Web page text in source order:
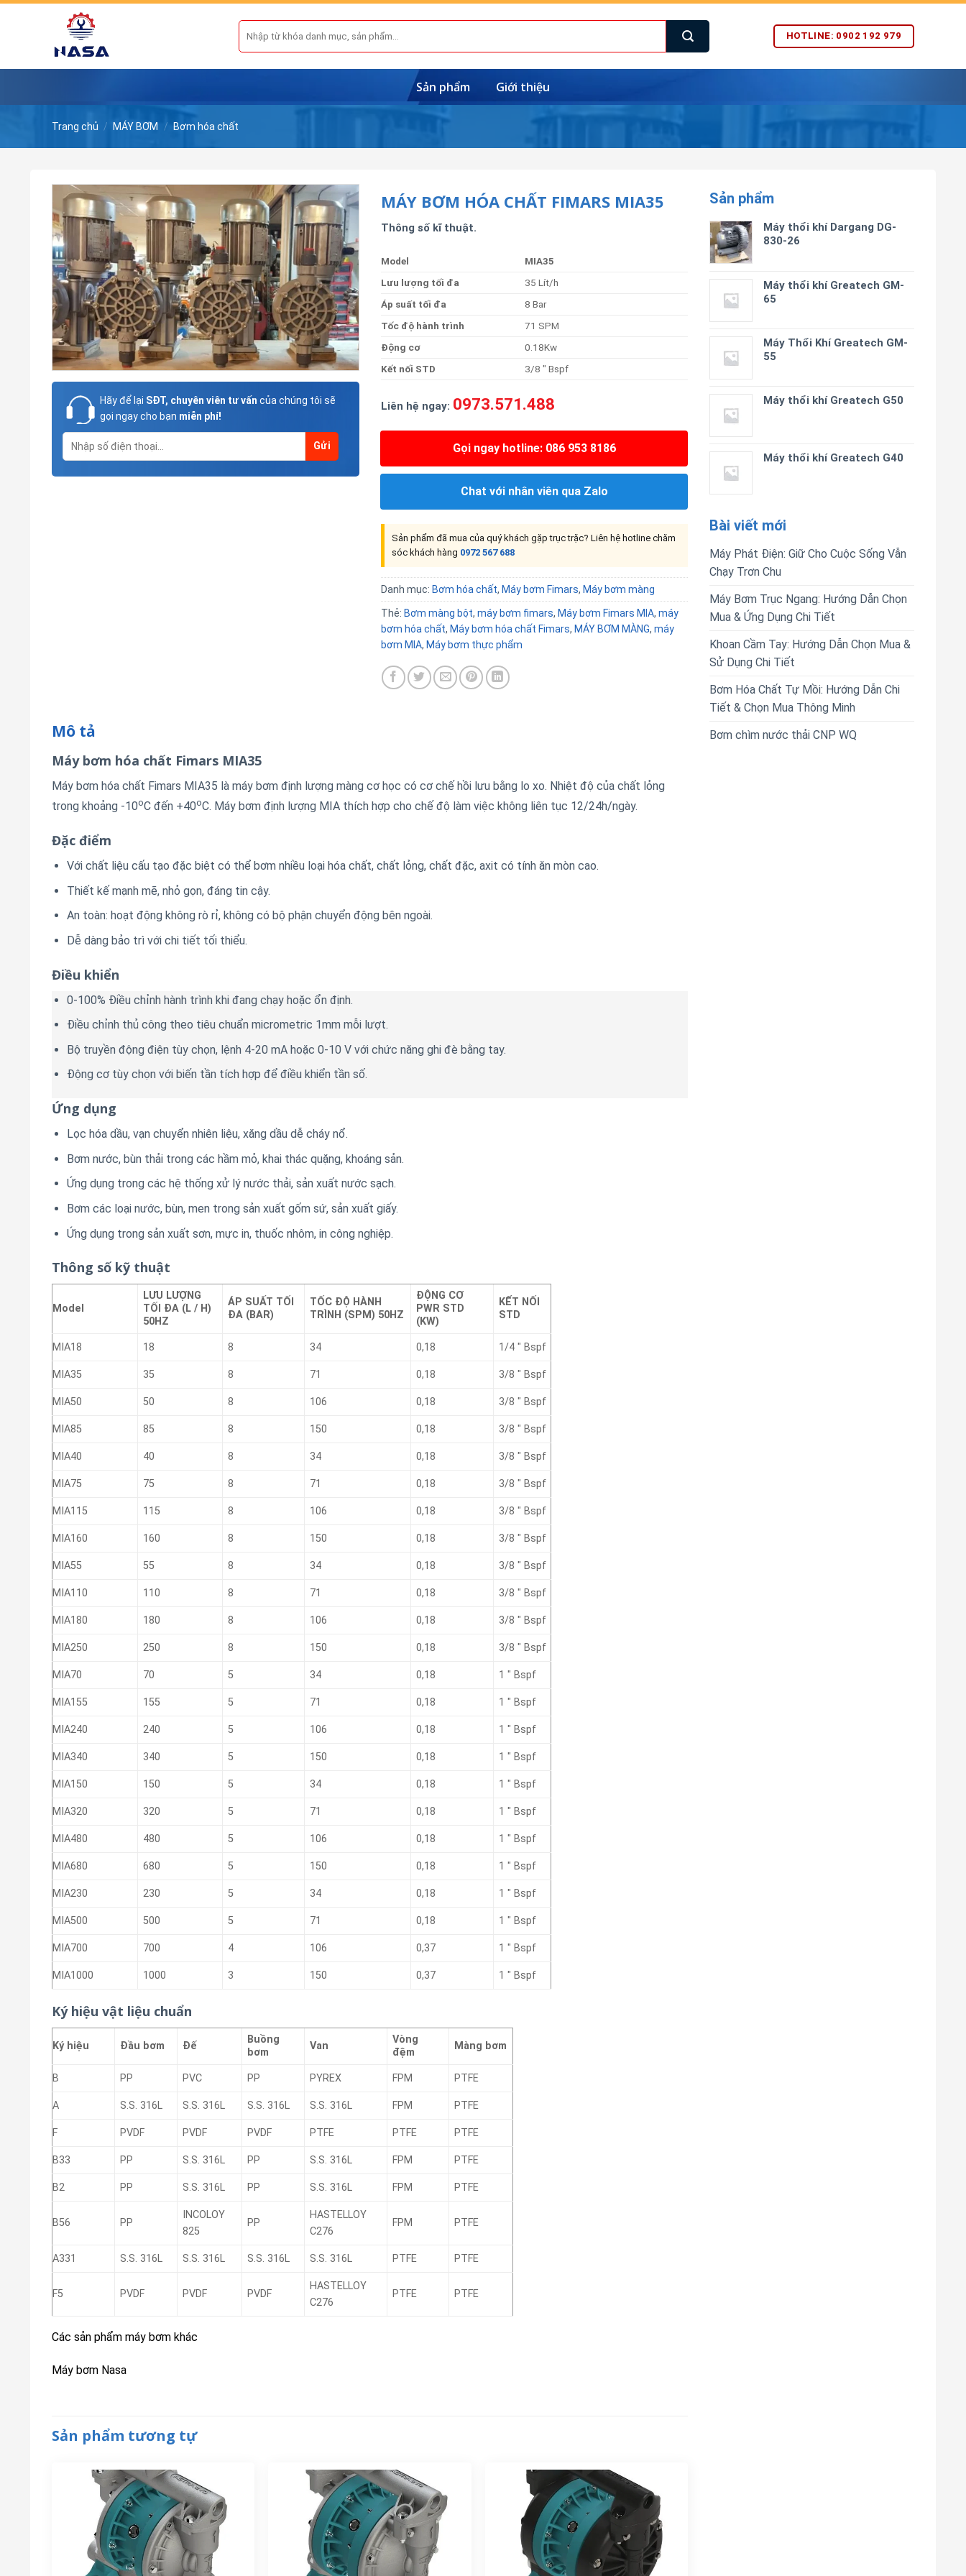
Skip
Tìm
kiếm:
HOTLINE: 0902 192 979
Sản phẩm Giới thiệu
Trang chủ / MÁY BƠM / Bơm hóa chất
Sản phẩm
Máy thổi khí Dargang DG-
830-26
Máy thổi khí Greatech GM-
65
Máy Thổi Khí Greatech GM-
55
Máy thổi khí Greatech G50
Máy thổi khí Greatech G40
Bài viết mới
Máy Phát Điện: Giữ Cho Cuộc Sống Vẫn
Chạy Trơn Chu
Máy Bơm Trục Ngang: Hướng Dẫn Chọn
Mua & Ứng Dụng Chi Tiết
Khoan Cầm Tay: Hướng Dẫn Chọn Mua &
Sử Dụng Chi Tiết
Bơm Hóa Chất Tự Mồi: Hướng Dẫn Chi
Tiết & Chọn Mua Thông Minh
Bơm chìm nước thải CNP WQ
Hãy để lại SĐT, chuyên viên tư vấn của chúng tôi sẽ
gọi ngay cho bạn miễn phí!
MÁY BƠM HÓA CHẤT FIMARS MIA35
Thông số kĩ thuật.
Model
MIA35
Lưu lượng tối đa
35 Lít/h
Áp suất tối đa
8 Bar
Tốc độ hành trình
71 SPM
Động cơ
0.18Kw
Kết nối STD 3/8 ″ Bspf
Liên hệ ngay: 0973.571.488
Gọi ngay hotline: 086 953 8186
Chat với nhân viên qua Zalo
Sản phẩm đã mua của quý khách gặp trục trặc? Liên hệ hotline chăm
sóc khách hàng 0972 567 688
Danh mục: Bơm hóa chất, Máy bơm Fimars, Máy bơm màng
Thẻ: Bơm màng bột, máy bơm fimars, Máy bơm Fimars MIA, máy
bơm hóa chất, Máy bơm hóa chất Fimars, MÁY BƠM MÀNG, máy
bơm MIA, Máy bơm thực phẩm
Mô tả
Máy bơm hóa chất Fimars MIA35
Máy bơm hóa chất Fimars MIA35 là máy bơm định lượng màng cơ học có cơ chế hồi lưu bằng lo xo. Nhiệt độ của chất lỏng
trong khoảng -10oC đến +40oC. Máy bơm định lượng MIA thích hợp cho chế độ làm việc không liên tục 12/24h/ngày.
Đặc điểm
Với chất liệu cấu tạo đặc biệt có thể bơm nhiều loại hóa chất, chất lỏng, chất đặc, axit có tính ăn mòn cao.
Thiết kế mạnh mẽ, nhỏ gọn, đáng tin cậy.
An toàn: hoạt động không rò rỉ, không có bộ phận chuyển động bên ngoài.
Dễ dàng bảo trì với chi tiết tối thiểu.
Điều khiển
0-100% Điều chỉnh hành trình khi đang chạy hoặc ổn định.
Điều chỉnh thủ công theo tiêu chuẩn micrometric 1mm mỗi lượt.
Bộ truyền động điện tùy chọn, lệnh 4-20 mA hoặc 0-10 V với chức năng ghi đè bằng tay.
Động cơ tùy chọn với biến tần tích hợp để điều khiển tần số.
Ứng dụng
Lọc hóa dầu, vạn chuyển nhiên liệu, xăng dầu dễ cháy nổ.
Bơm nước, bùn thải trong các hầm mỏ, khai thác quặng, khoáng sản.
Ứng dụng trong các hệ thống xử lý nước thải, sản xuất nước sạch.
Bơm các loại nước, bùn, men trong sản xuất gốm sứ, sản xuất giấy.
Ứng dụng trong sản xuất sơn, mực in, thuốc nhôm, in công nghiệp.
Thông số kỹ thuật
Model
LƯU LƯỢNG
TỐI ĐA (L / H)
50HZ
ÁP SUẤT TỐI
ĐA (BAR)
TỐC ĐỘ HÀNH
TRÌNH (SPM) 50HZ
ĐỘNG CƠ
PWR STD
(KW)
KẾT NỐI
STD
MIA18 18 8 34 0,18 1/4 ″ Bspf
MIA35 35 8 71 0,18 3/8 ″ Bspf
MIA50 50 8 106 0,18 3/8 ″ Bspf
MIA85 85 8 150 0,18 3/8 ″ Bspf
MIA40 40 8 34 0,18 3/8 ″ Bspf
MIA75 75 8 71 0,18 3/8 ″ Bspf
MIA115 115 8 106 0,18 3/8 ″ Bspf
MIA160 160 8 150 0,18 3/8 ″ Bspf
MIA55 55 8 34 0,18 3/8 ″ Bspf
MIA110 110 8 71 0,18 3/8 ″ Bspf
MIA180 180 8 106 0,18 3/8 ″ Bspf
MIA250 250 8 150 0,18 3/8 ″ Bspf
MIA70 70 5 34 0,18 1 ″ Bspf
MIA155 155 5 71 0,18 1 ″ Bspf
MIA240 240 5 106 0,18 1 ″ Bspf
MIA340 340 5 150 0,18 1 ″ Bspf
MIA150 150 5 34 0,18 1 ″ Bspf
MIA320 320 5 71 0,18 1 ″ Bspf
MIA480 480 5 106 0,18 1 ″ Bspf
MIA680 680 5 150 0,18 1 ″ Bspf
MIA230 230 5 34 0,18 1 ″ Bspf
MIA500 500 5 71 0,18 1 ″ Bspf
MIA700 700 4 106 0,37 1 ″ Bspf
MIA1000 1000 3 150 0,37 1 ″ Bspf
Ký hiệu vật liệu chuẩn
Ký hiệu Đầu bơm Đế
Buồng
bơm
Van
Vòng
đệm
Màng bơm
B PP PVC PP PYREX FPM PTFE
A S.S. 316L S.S. 316L S.S. 316L S.S. 316L FPM PTFE
F PVDF PVDF PVDF PTFE PTFE PTFE
B33 PP S.S. 316L PP S.S. 316L FPM PTFE
B2 PP S.S. 316L PP S.S. 316L FPM PTFE
B56 PP
INCOLOY
825
PP
HASTELLOY
C276
FPM PTFE
A331 S.S. 316L S.S. 316L S.S. 316L S.S. 316L PTFE PTFE
F5 PVDF PVDF PVDF
HASTELLOY
C276
PTFE PTFE
Các sản phẩm máy bơm khác
Máy bơm Nasa
Sản phẩm tương tự